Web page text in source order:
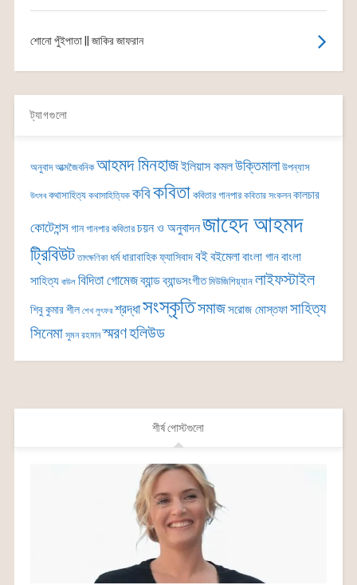
শোনো পুঁইপাতা || জাকির জাফরান
ট্যাগগুলো
অনুবাদ আত্মজৈবনিক আহমদ মিনহাজইলিয়াস কমলউক্তিমালা উপন্যাস
উৎসব কথাসাহিত্য কথাসাহিত্যিক কবিকবিতা কবিতার গানপার কবিতার সংকলন কালচার
কোটেশন্সগান গানপার কবিতার চয়ন ও অনুবাদনজাহেদ আহমদ
ট্রিবিউট তাৎক্ষণিকা ধর্ম ধারাবাহিকফ্যাসিবাদবইবইমেলাবাংলা গানবাংলা
সাহিত্য বাউল বিদিতা গোমেজব্যান্ডব্যান্ডসংগীত মিউজিশিয়্যান লাইফস্টাইল
শিবু কুমার শীল শেখ লুৎফর শ্রদ্ধাসংস্কৃতিসমাজসরোজ মোস্তফাসাহিত্য
সিনেমা সুমন রহমান স্মরণহলিউড
শীর্ষ পোস্টগুলো